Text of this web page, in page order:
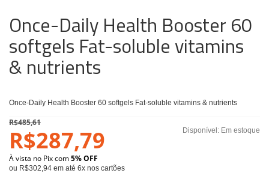
Once-Daily Health Booster 60
softgels Fat-soluble vitamins
& nutrients
Once-Daily Health Booster 60 softgels Fat-soluble vitamins & nutrients
Disponível: Em estoque
R$485,61
R$287,79
À vista no Pix com5% OFF
ou R$302,94 em até 6x nos cartões